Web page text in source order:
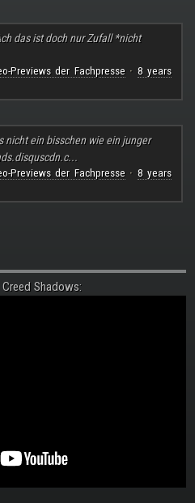
das ist doch nur Zufall *nicht
Previews der Fachpresse· 8 years
nicht ein bisschen wie ein junger
Previews der Fachpresse· 8 years
Shadows: